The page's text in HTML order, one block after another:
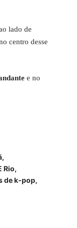
lado de
centro desse
e no
Rio
de k-pop